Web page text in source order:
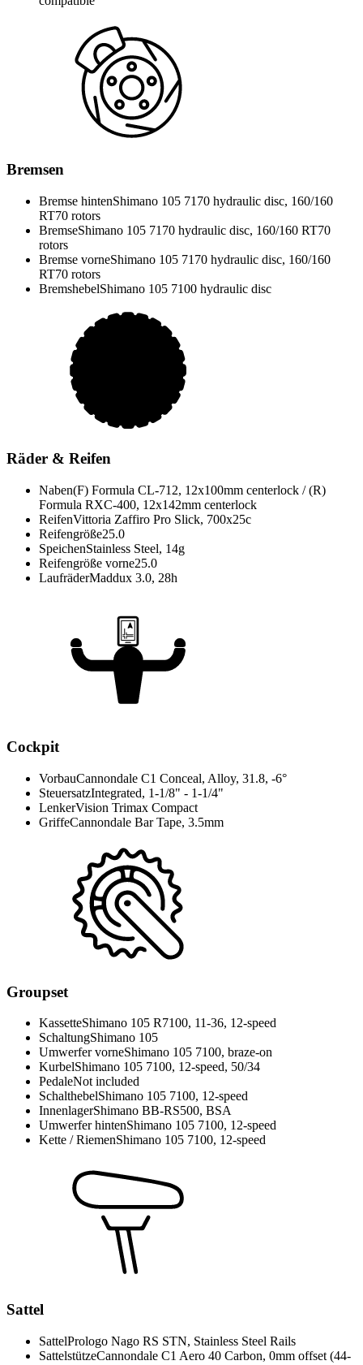
Bremsen
Bremse hintenShimano 105 7170 hydraulic disc, 160/160
RT70 rotors
BremseShimano 105 7170 hydraulic disc, 160/160 RT70
rotors
Bremse vorneShimano 105 7170 hydraulic disc, 160/160
RT70 rotors
BremshebelShimano 105 7100 hydraulic disc
Räder & Reifen
Naben(F) Formula CL-712, 12x100mm centerlock / (R)
Formula RXC-400, 12x142mm centerlock
ReifenVittoria Zaffiro Pro Slick, 700x25c
Reifengröße25.0
SpeichenStainless Steel, 14g
Reifengröße vorne25.0
LaufräderMaddux 3.0, 28h
Cockpit
VorbauCannondale C1 Conceal, Alloy, 31.8, -6°
SteuersatzIntegrated, 1-1/8" - 1-1/4"
LenkerVision Trimax Compact
GriffeCannondale Bar Tape, 3.5mm
Groupset
KassetteShimano 105 R7100, 11-36, 12-speed
SchaltungShimano 105
Umwerfer vorneShimano 105 7100, braze-on
KurbelShimano 105 7100, 12-speed, 50/34
PedaleNot included
SchalthebelShimano 105 7100, 12-speed
InnenlagerShimano BB-RS500, BSA
Umwerfer hintenShimano 105 7100, 12-speed
Kette / RiemenShimano 105 7100, 12-speed
Sattel
SattelPrologo Nago RS STN, Stainless Steel Rails
SattelstützeCannondale C1 Aero 40 Carbon, 0mm offset (44-